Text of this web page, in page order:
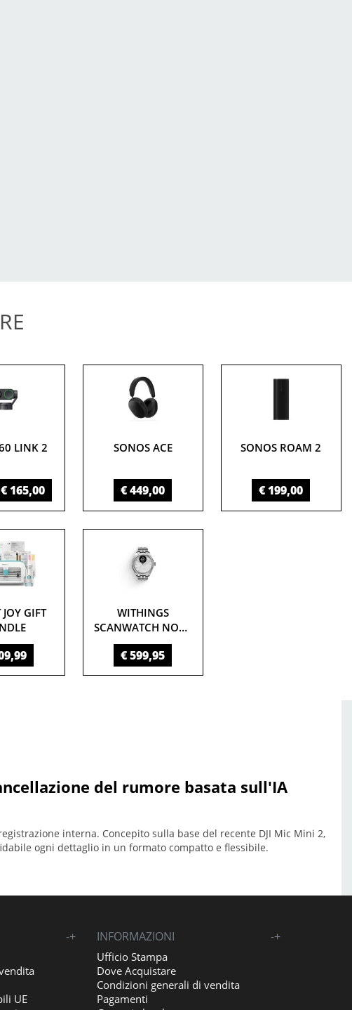
LINK 2
€ 165,00
SONOS ACE
€ 449,00
SONOS ROAM 2
€ 199,00
GIFT
WITHINGS
SCANWATCH NOVA
BRILLIANT
EDITION
€ 599,95
del rumore basata sull'IA
interna. Concepito sulla base del recente DJI Mic Mini 2,
ogni dettaglio in un formato compatto e flessibile.
+
-
UE
INFORMAZIONI +
-
Ufficio Stampa
Dove Acquistare
Condizioni generali di vendita
Pagamenti